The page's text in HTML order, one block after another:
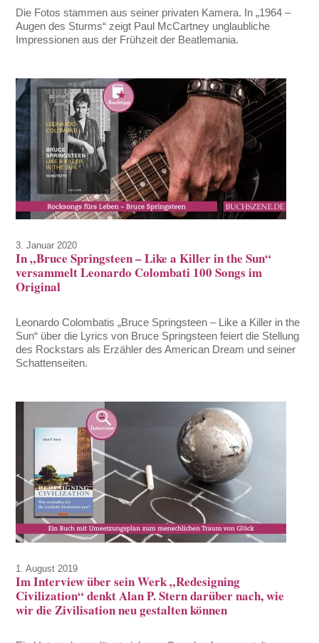
Die Fotos stammen aus seiner privaten Kamera. In „1964 –
Augen des Sturms“ zeigt Paul McCartney unglaubliche
Impressionen aus der Frühzeit der Beatlemania.
3. Januar 2020
In „Bruce Springsteen – Like a Killer in the Sun“
versammelt Leonardo Colombati 100 Songs im
Original
Leonardo Colombatis „Bruce Springsteen – Like a Killer in the
Sun“ über die Lyrics von Bruce Springsteen feiert die Stellung
des Rockstars als Erzähler des American Dream und seiner
Schattenseiten.
1. August 2019
Im Interview über sein Werk „Redesigning
Civilization“ denkt Alan P. Stern darüber nach, wie
wir die Zivilisation neu gestalten können